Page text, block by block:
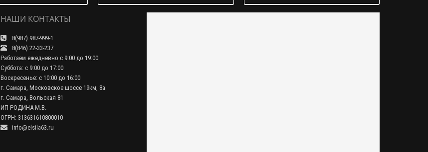
НАШИ КОНТАКТЫ
8(987) 987-999-1
8(846) 22-33-237
Работаем ежедневно с 9:00 до 19:00
Суббота: с 9:00 до 17:00
Воскресенье: с 10:00 до 16:00
г. Самара, Московское шоссе 19км, 8а
г. Самара, Вольская 81
ИП РОДИНА М.В.
ОГРН: 313631610800010
info@elsila63.ru